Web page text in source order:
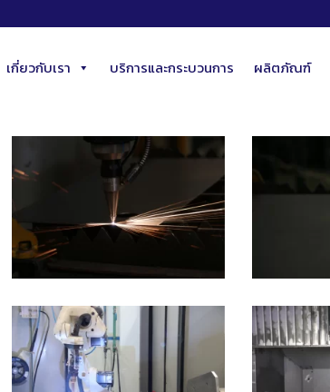
เกี่ยวกับเรา บริการและกระบวนการ ผลิตภัณฑ์